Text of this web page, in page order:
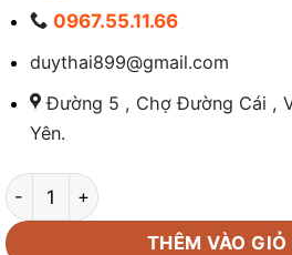
0967.55.11.66
duythai899@gmail.com
Đường 5 , Chợ Đường Cái ,
Yên.
Pallet nhựa 1100 x 1100 x 150 mm
THÊM VÀO GIỎ